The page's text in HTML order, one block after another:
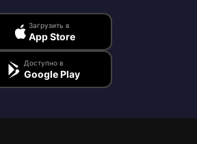
Загрузить в
App Store
Доступно в
Google Play